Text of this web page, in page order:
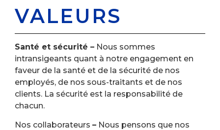
VALEURS
Santé et sécurité – Nous sommes
intransigeants quant à notre engagement en
faveur de la santé et de la sécurité de nos
employés, de nos sous-traitants et de nos
clients. La sécurité est la responsabilité de
chacun.
Nos collaborateurs – Nous pensons que nos